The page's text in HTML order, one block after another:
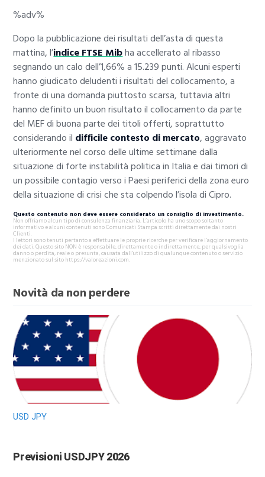
%adv%
Dopo la pubblicazione dei risultati dell’asta di questa
mattina, l’indice FTSE Mibha accellerato al ribasso
segnando un calo dell’1,66% a 15.239 punti. Alcuni esperti
hanno giudicato deludenti i risultati del collocamento, a
fronte di una domanda piuttosto scarsa, tuttavia altri
hanno definito un buon risultato il collocamento da parte
del MEF di buona parte dei titoli offerti, soprattutto
considerando il difficile contesto di mercato, aggravato
ulteriormente nel corso delle ultime settimane dalla
situazione di forte instabilità politica in Italia e dai timori di
un possibile contagio verso i Paesi periferici della zona euro
della situazione di crisi che sta colpendo l’isola di Cipro.
Questo contenuto non deve essere considerato un consiglio di investimento.
Non offriamo alcun tipo di consulenza finanziaria. L’articolo ha uno scopo soltanto
informativo e alcuni contenuti sono Comunicati Stampa scritti direttamente dai nostri
Clienti.
I lettori sono tenuti pertanto a effettuare le proprie ricerche per verificare l’aggiornamento
dei dati. Questo sito NON è responsabile, direttamente o indirettamente, per qualsivoglia
danno o perdita, reale o presunta, causata dall'utilizzo di qualunque contenuto o servizio
menzionato sul sito https://valoreazioni.com.
Novità da non perdere
USD JPY
Previsioni USDJPY 2026